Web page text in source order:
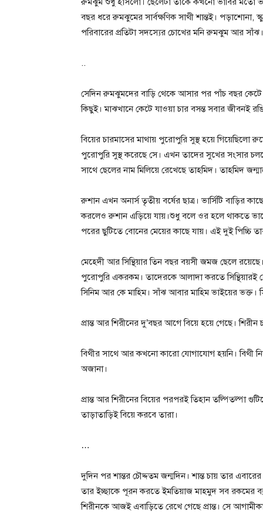
বছর ধরে রুমঝুমের সার্বক্ষণিক সাথী শান্তই।‌
পরিবারের প্রতিটা সদস্যের চোখের মনি রুমঝুম আর
..
সেদিন রুমঝুমদের বাড়ি থেকে আসার পর পাঁচ বছর
কিছুই। মাঝখানে কেটে যাওয়া চার বসন্ত সবার জীবনই
বিয়ের চারমাসের মাথায় পুরোপুরি সুস্থ হয়ে
পুরোপুরি সুস্থ করেছে সে। এখন তাদের সুখের সংসার
সাথে ছেলের নাম মিলিয়ে রেখেছে তাহমিদ। তাহমিদ
রুশান এখন অনার্স তৃতীয় বর্ষের ছাত্র। ভার্সিটি বাড়ির
করলেও রুশান এড়িয়ে যায়।শুধু বলে ওর হলে থাকতে
পরের ছুটিতে বোনের মেয়ের কাছে যায়। এই দুই পিচ্চি
মেহেদী আর সিন্থিয়ার তিন বছর বয়সী জমজ ছেলে
পুরোপুরি একরকম। তাদেরকে আলাদা করতে সিন্থিয়ারই
সিনিম আর কে মাহিম। সাঁঝ আবার মাহিম ভাইয়ের
প্রান্ত আর শিরীনের দু’বছর আগে বিয়ে হয়ে গেছে। শিরীন
বিথীর সাথে আর কখনো কারো যোগাযোগ হয়নি। বিথী
অজানা।
প্রান্ত আর শিরীনের বিয়ের পরপরই তিহান তল্পিতল্পা
তাড়াতাড়িই বিয়ে করবে তারা।
…
দুদিন পর শান্তর চৌদ্দতম জন্মদিন। শান্ত চায় তার
তার ইচ্ছাকে পূরন করতে ইমতিয়াজ মাহমুদ সব রকমের
শিরীনকে আজই এবাড়িতে রেখে গেছে প্রান্ত। সে